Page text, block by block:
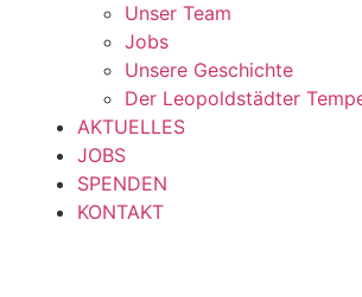
Unser Team
Jobs
Unsere Geschichte
Der Leopoldstädter
AKTUELLES
JOBS
SPENDEN
KONTAKT